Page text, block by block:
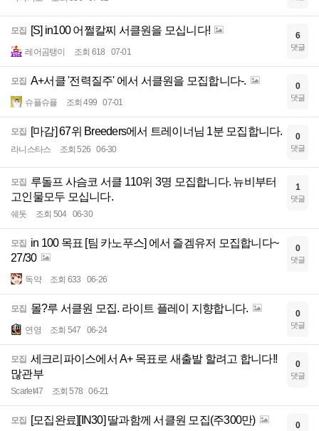
모집 [S] in100 어쩔칼찌 서클원을 모십니다!
레어곰탱이 조회 618 07-01
6
댓글
모집 A+서클 '전력질주' 에서 서클원을 모집합니다-.
슈플슈플 조회 499 07-01
0
댓글
모집 [마감] 67위 Breeders에서 트레이너님 1분 모집합니다.
라니스타스 조회 526 06-30
0
댓글
모집 루돌프 사슴코 서클 110위 3명 모집합니다. 뉴비부터
고인물모두 모십니다.
쉐돗 조회 504 06-30
1
댓글
모집 in 100 목표 [팀 카노푸스] 에서 즐겜유저 모집합니다~
27/30
독약 조회 633 06-26
0
댓글
모집 몰?루 서클원 모집. 라이트 플레이 지향합니다.
연영 조회 547 06-24
0
댓글
모집 세크리파이스에서 A+ 목표로 새출발 할려고 합니다!!
많관부
Scarlet47 조회 578 06-21
0
댓글
모집 [모집완료][IN30] 딸과함께 서클원 모집(주300만) 0